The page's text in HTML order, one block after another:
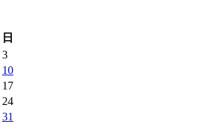
日
3
10
17
24
31